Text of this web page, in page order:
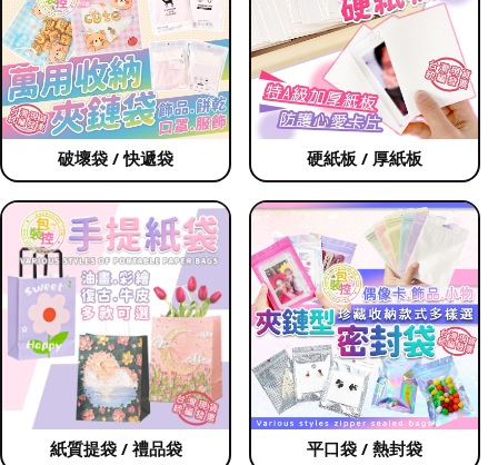
破壞袋 / 快遞袋 硬紙板 / 厚紙板
紙質提袋 / 禮品袋 平口袋 / 熱封袋